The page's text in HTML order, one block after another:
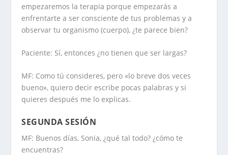
empezaremos la terapia porque empezarás a
enfrentarte a ser consciente de tus problemas y a
observar tu organismo (cuerpo), ¿te parece bien?
Paciente: Sí, entonces ¿no tienen que ser largas?
MF: Como tú consideres, pero «lo breve dos veces
bueno», quiero decir escribe pocas palabras y si
quieres después me lo explicas.
SEGUNDA SESIÓN
MF: Buenos días, Sonia, ¿qué tal todo? ¿cómo te
encuentras?